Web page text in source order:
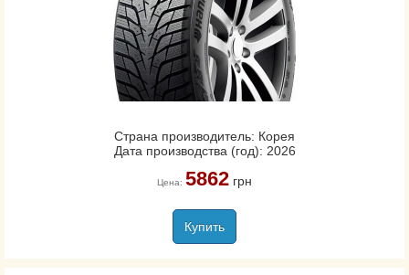
Страна производитель: Корея
Дата производства (год): 2026
Цена: 5862грн
Купить